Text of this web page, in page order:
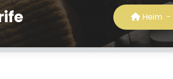
Heim -